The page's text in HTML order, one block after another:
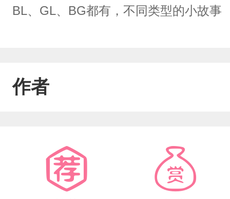
BL、GL、BG都有，不同类型的小故事
作者